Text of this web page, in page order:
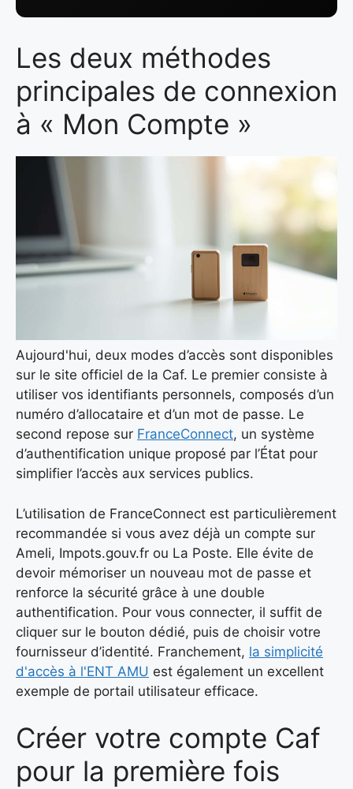
Les deux méthodes
principales de connexion
à « Mon Compte »
Aujourd'hui, deux modes d’accès sont disponibles
sur le site officiel de la Caf. Le premier consiste à
utiliser vos identifiants personnels, composés d’un
numéro d’allocataire et d’un mot de passe. Le
second repose sur FranceConnect, un système
d’authentification unique proposé par l’État pour
simplifier l’accès aux services publics.
L’utilisation de FranceConnect est particulièrement
recommandée si vous avez déjà un compte sur
Ameli, Impots.gouv.fr ou La Poste. Elle évite de
devoir mémoriser un nouveau mot de passe et
renforce la sécurité grâce à une double
authentification. Pour vous connecter, il suffit de
cliquer sur le bouton dédié, puis de choisir votre
fournisseur d’identité. Franchement, la simplicité
d'accès à l'ENT AMU est également un excellent
exemple de portail utilisateur efficace.
Créer votre compte Caf
pour la première fois